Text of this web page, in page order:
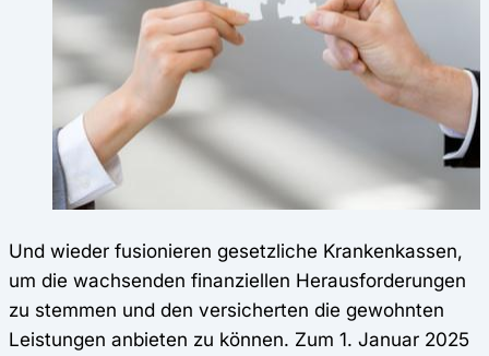
Und wieder fusionieren gesetzliche Krankenkassen,
um die wachsenden finanziellen Herausforderungen
zu stemmen und den versicherten die gewohnten
Leistungen anbieten zu können. Zum 1. Januar 2025